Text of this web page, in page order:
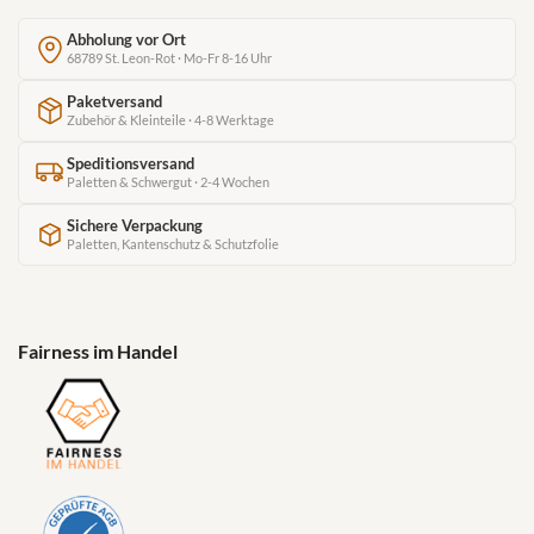
Abholung vor Ort
68789 St. Leon-Rot · Mo-Fr 8-16 Uhr
Paketversand
Zubehör & Kleinteile · 4-8 Werktage
Speditionsversand
Paletten & Schwergut · 2-4 Wochen
Sichere Verpackung
Paletten, Kantenschutz & Schutzfolie
Fairness im Handel